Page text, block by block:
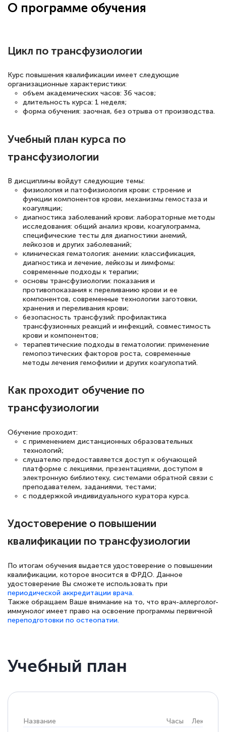
большое количество методических
Елена Кравченко
Знаток города 5 уровня
Выражаю благодарность за курс
повышения квалификации "Эксперт ЕГЭ по
русскому языку и литературе". Много
полезных материалов помогли
подготовиться к тестированию. Это
книги, методические рекомендации,
статьи. Времени на подготовку
достаточно. Курс помогает пройти
аттестацию в школе. Спасибо!
Евгения Коротких
Знаток города 2 уровня
12 марта 2026
Спасибо большое Академии! Грамотное,
вежливое сопровождение! Всё чётко и
квалификации. Ещё раз - СПАСИБО!
Елена Петрикс
Знаток города 5 уровня
11 марта 2026
Всем добрый день! Я прошла курс
повышени каалификации по
по тяжелой атлетике»! Хочется
подчеркуть, что при обращении
специалисты, ответили на все
интересующие вопросы и в течении
двух…
Знаток города 7 уровня
О программе обучения
Цикл по трансфузиологии
Курс повышения квалификации имеет следующие
организационные характеристики:
объем академических часов: 36 часов;
длительность курса: 1 неделя;
форма обучения: заочная, без отрыва от производства.
Учебный план курса по
трансфузиологии
В дисциплины войдут следующие темы:
физиология и патофизиология крови: строение и
функции компонентов крови, механизмы гемостаза и
коагуляции;
диагностика заболеваний крови: лабораторные методы
исследования: общий анализ крови, коагулограмма,
специфические тесты для диагностики анемий,
лейкозов и других заболеваний;
клиническая гематология: анемии: классификация,
диагностика и лечение, лейкозы и лимфомы:
современные подходы к терапии;
основы трансфузиологии: показания и
противопоказания к переливанию крови и ее
компонентов, современные технологии заготовки,
хранения и переливания крови;
безопасность трансфузий: профилактика
трансфузионных реакций и инфекций, совместимость
крови и компонентов;
терапевтические подходы в гематологии: применение
гемопоэтических факторов роста, современные
методы лечения гемофилии и других коагулопатий.
Как проходит обучение по
трансфузиологии
Обучение проходит:
с применением дистанционных образовательных
технологий;
слушателю предоставляется доступ к обучающей
платформе с лекциями, презентациями, доступом в
электронную библиотеку, системами обратной связи с
преподавателем, заданиями, тестами;
с поддержкой индивидуального куратора курса.
Удостоверение о повышении
квалификации по трансфузиологии
По итогам обучения выдается удостоверение о повышении
квалификации, которое вносится в ФРДО. Данное
удостоверение Вы сможете использовать при
периодической аккредитации врача.
Также обращаем Ваше внимание на то, что врач-аллерголог-
иммунолог имеет право на освоение программы первичной
переподготовки по остеопатии.
Учебный план
Название Часы Лекции